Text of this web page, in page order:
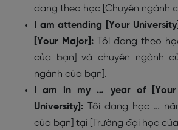
đang theo học [Chuyên ngành
I am attending [Your
[Your Major]: Tôi đang theo
của bạn] và chuyên ngành
ngành của bạn].
I am in my … year of
University]:
Tôi đang học …
của bạn] tại [Trường đại học